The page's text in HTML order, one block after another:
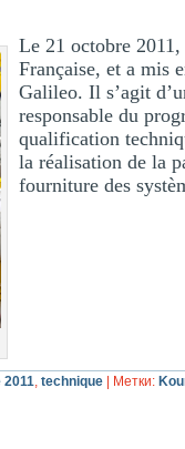
Le 21 octobre
Française, et a mis
Galileo. Il s’agit
responsable du
qualification
la réalisation de la
fourniture des
, technique Метки: